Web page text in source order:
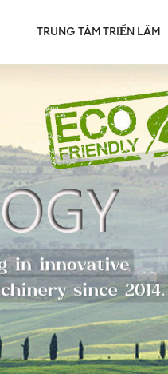
TRUNG TÂM TRIỂN LÃM